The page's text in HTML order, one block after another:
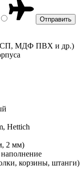
МДФ ПВХ и др.)
Hettich
2 мм)
корзины, штанги)